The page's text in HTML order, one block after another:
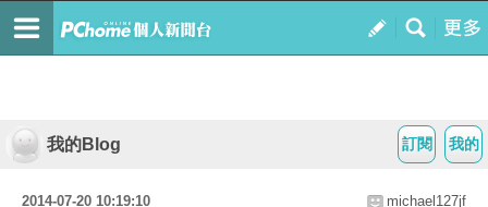
我的
訂閱
我的Blog
2014-07-20 10:19:10 michael127jf